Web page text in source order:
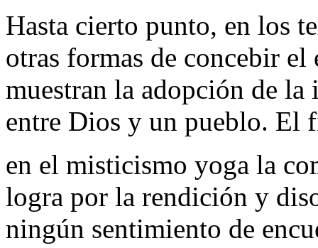
Hasta cierto punto, en los
otras formas de concebir
muestran la adopción de
entre Dios y un pueblo. El
en el misticismo yoga la
logra por la rendición y
ningún sentimiento de